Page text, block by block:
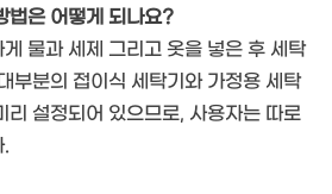
법은 어떻게 되나요?
물과 세제 그리고 옷을 넣은 후 세탁
부분의 접이식 세탁기와 가정용 세탁
리 설정되어 있으므로, 사용자는 따로